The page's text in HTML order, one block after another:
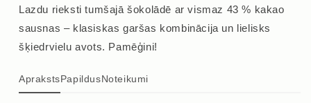
Lazdu rieksti tumšajā šokolādē ar vismaz 43 % kakao
sausnas – klasiskas garšas kombinācija un lielisks
šķiedrvielu avots. Pamēģini!
AprakstsPapildusNoteikumi